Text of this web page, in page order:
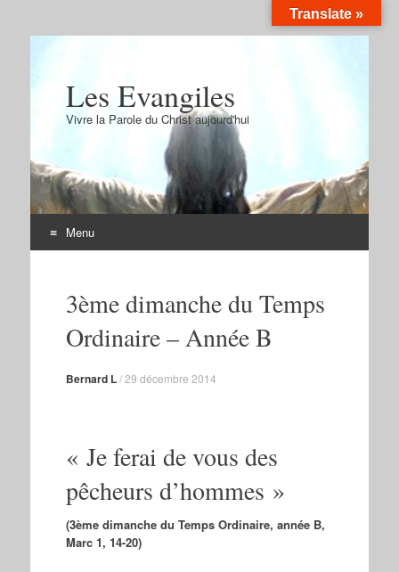
Les Evangiles
Vivre la Parole du Christ aujourd'hui
Menu
contenu3ème dimanche du Temps
Ordinaire – Année B
Bernard L/29 décembre 2014
« Je ferai de vous des
pêcheurs d’hommes »
(3ème dimanche du Temps Ordinaire, année B,
Marc 1, 14-20)
Translate »